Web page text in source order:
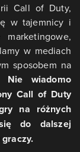
Call of Duty,
w tajemnicy i
w mediach
sposobem na
Nie wiadomo
Call of Duty
na różnych
do dalszej